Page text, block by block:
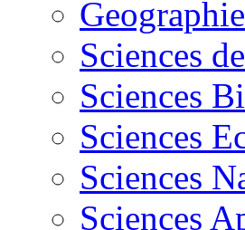
Sciences
Sciences
Sciences
Sciences
Sciences